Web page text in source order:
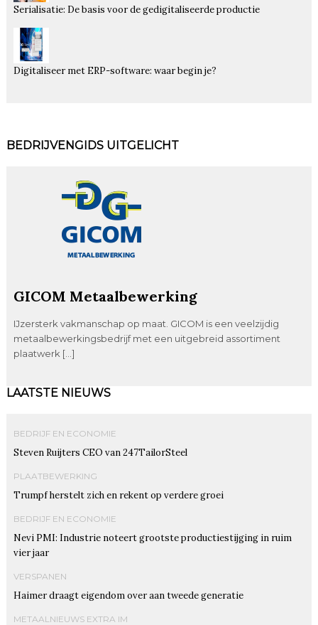
Serialisatie: De basis voor de gedigitaliseerde productie
Digitaliseer met ERP-software: waar begin je?
BEDRIJVENGIDS UITGELICHT
GICOM Metaalbewerking
IJzersterk vakmanschap op maat. GICOM is een veelzijdig
metaalbewerkingsbedrijf met een uitgebreid assortiment
plaatwerk […]
LAATSTE NIEUWS
BEDRIJF EN ECONOMIE
Steven Ruijters CEO van 247TailorSteel
PLAATBEWERKING
Trumpf herstelt zich en rekent op verdere groei
BEDRIJF EN ECONOMIE
Nevi PMI: Industrie noteert grootste productiestijging in ruim
vier jaar
VERSPANEN
Haimer draagt eigendom over aan tweede generatie
METAALNIEUWS EXTRA IM